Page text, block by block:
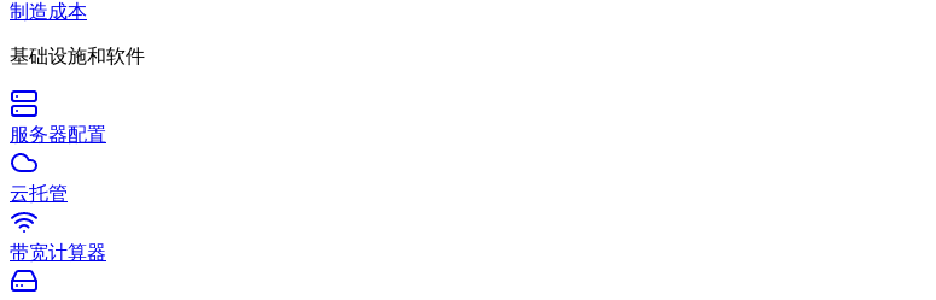
制造成本
基础设施和软件
服务器配置
云托管
带宽计算器